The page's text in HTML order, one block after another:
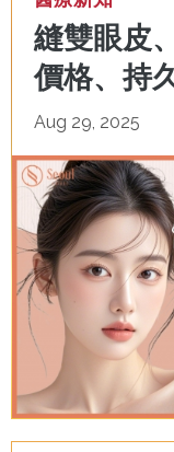
縫雙眼皮
價格、持
Aug 29, 2025